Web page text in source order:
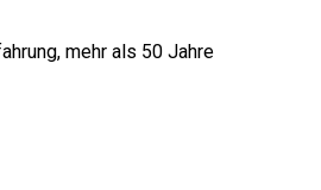
mehr als 50 Jahre